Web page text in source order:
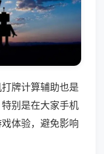
牌计算辅助也是
别是在大家手机
体验，避免影响